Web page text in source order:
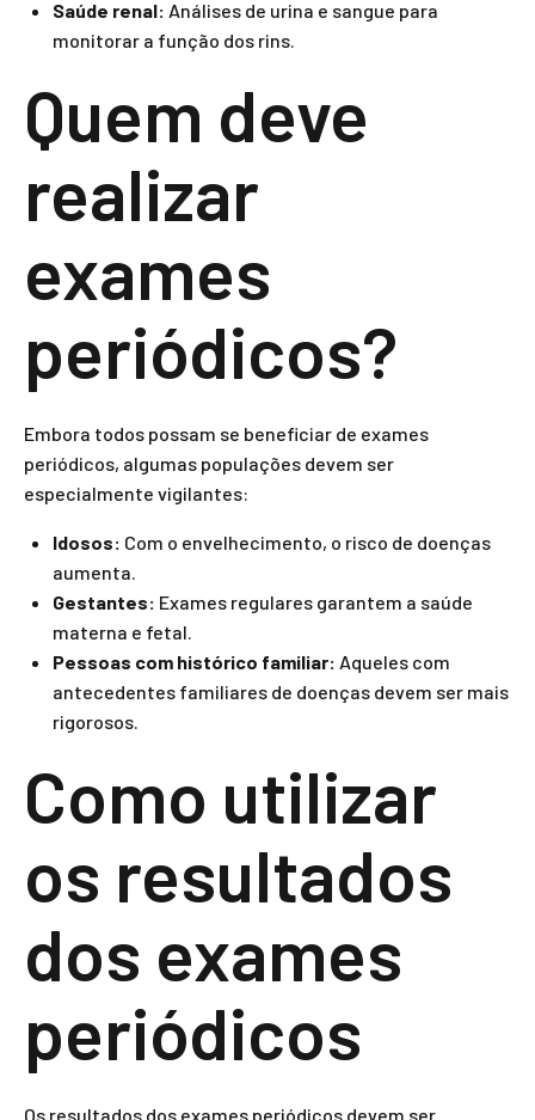
Saúde renal: Análises de urina e sangue para
monitorar a função dos rins.
Quem deve
realizar
exames
periódicos?
Embora todos possam se beneficiar de exames
periódicos, algumas populações devem ser
especialmente vigilantes:
Idosos: Com o envelhecimento, o risco de doenças
aumenta.
Gestantes: Exames regulares garantem a saúde
materna e fetal.
Pessoas com histórico familiar: Aqueles com
antecedentes familiares de doenças devem ser mais
rigorosos.
Como utilizar
os resultados
dos exames
periódicos
Os resultados dos exames periódicos devem ser